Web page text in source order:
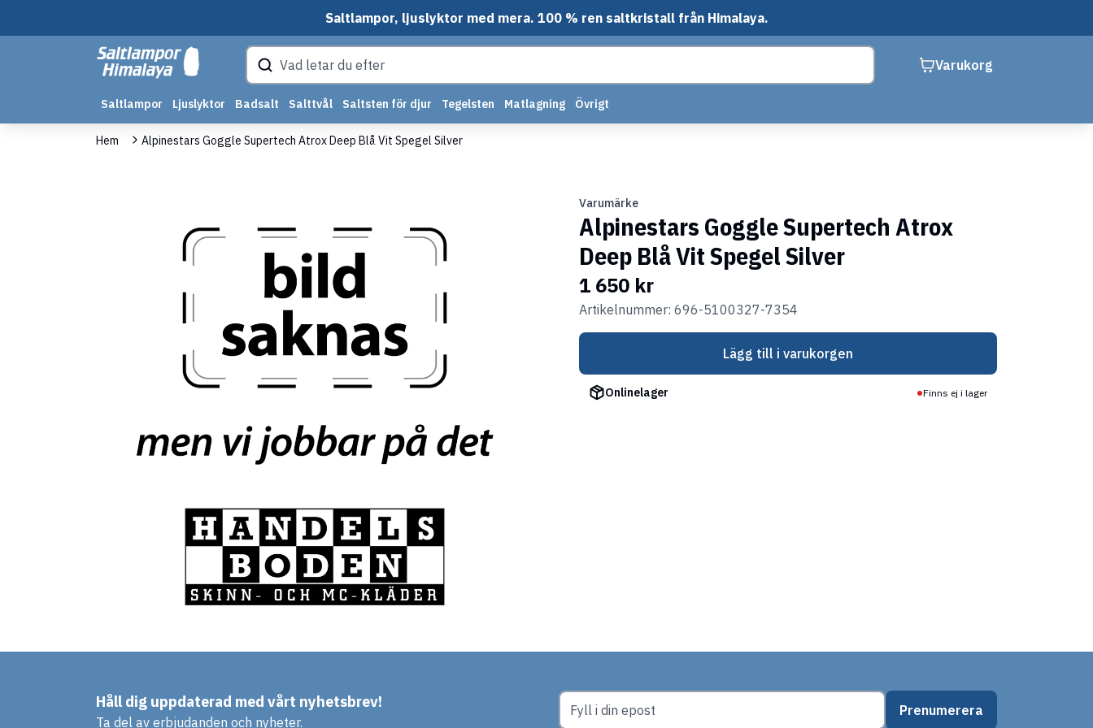
Saltlampor, ljuslyktor med mera. 100 % ren saltkristall från Himalaya.
Varukorg
Saltlampor Ljuslyktor Badsalt Salttvål Saltsten för djur Tegelsten Matlagning Övrigt
Hem Alpinestars Goggle Supertech Atrox Deep Blå Vit Spegel Silver
Varumärke
Alpinestars Goggle Supertech Atrox
Deep Blå Vit Spegel Silver
1 650 kr
Artikelnummer: 696-5100327-7354
Lägg till i varukorgen
Onlinelager Finns ej i lager
Håll dig uppdaterad med vårt nyhetsbrev!
Ta del av erbjudanden och nyheter.
Prenumerera